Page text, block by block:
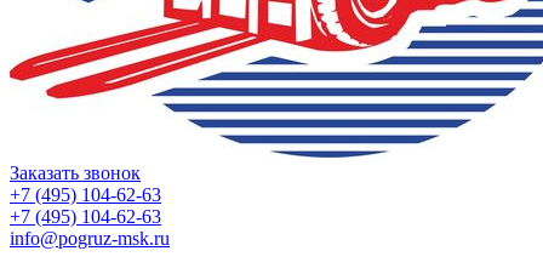
Заказать звонок
+7 (495) 104-62-63
+7 (495) 104-62-63
info@pogruz-msk.ru